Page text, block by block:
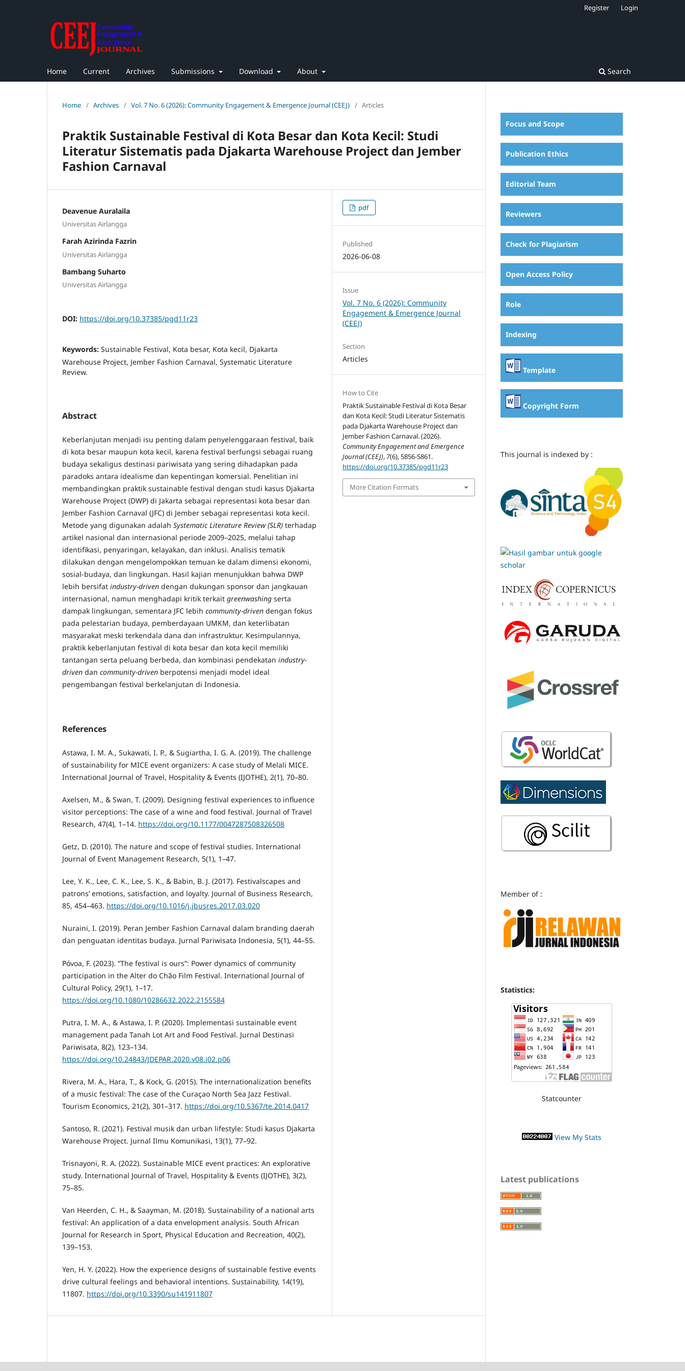
Home Current Archives Submissions Download About Search
Register Login
Home / Archives / Vol. 7 No. 6 (2026): Community Engagement & Emergence Journal (CEEJ) / Articles
Praktik Sustainable Festival di Kota Besar dan Kota Kecil: Studi
Literatur Sistematis pada Djakarta Warehouse Project dan Jember
Fashion Carnaval
Deavenue Auralaila
Universitas Airlangga
Farah Azirinda Fazrin
Universitas Airlangga
Bambang Suharto
Universitas Airlangga
DOI: https://doi.org/10.37385/pgd11r23
Keywords: Sustainable Festival, Kota besar, Kota kecil, Djakarta
Warehouse Project, Jember Fashion Carnaval, Systematic Literature
Review.
Abstract
Keberlanjutan menjadi isu penting dalam penyelenggaraan festival, baik
di kota besar maupun kota kecil, karena festival berfungsi sebagai ruang
budaya sekaligus destinasi pariwisata yang sering dihadapkan pada
paradoks antara idealisme dan kepentingan komersial. Penelitian ini
membandingkan praktik sustainable festival dengan studi kasus Djakarta
Warehouse Project (DWP) di Jakarta sebagai representasi kota besar dan
Jember Fashion Carnaval (JFC) di Jember sebagai representasi kota kecil.
Metode yang digunakan adalah Systematic Literature Review (SLR) terhadap
artikel nasional dan internasional periode 2009–2025, melalui tahap
identifikasi, penyaringan, kelayakan, dan inklusi. Analisis tematik
dilakukan dengan mengelompokkan temuan ke dalam dimensi ekonomi,
sosial-budaya, dan lingkungan. Hasil kajian menunjukkan bahwa DWP
lebih bersifat industry-driven dengan dukungan sponsor dan jangkauan
internasional, namun menghadapi kritik terkait greenwashing serta
dampak lingkungan, sementara JFC lebih community-driven dengan fokus
pada pelestarian budaya, pemberdayaan UMKM, dan keterlibatan
masyarakat meski terkendala dana dan infrastruktur. Kesimpulannya,
praktik keberlanjutan festival di kota besar dan kota kecil memiliki
tantangan serta peluang berbeda, dan kombinasi pendekatan industry-
driven dan community-driven berpotensi menjadi model ideal
pengembangan festival berkelanjutan di Indonesia.
References
Astawa, I. M. A., Sukawati, I. P., & Sugiartha, I. G. A. (2019). The challenge
of sustainability for MICE event organizers: A case study of Melali MICE.
International Journal of Travel, Hospitality & Events (IJOTHE), 2(1), 70–80.
Axelsen, M., & Swan, T. (2009). Designing festival experiences to influence
visitor perceptions: The case of a wine and food festival. Journal of Travel
Research, 47(4), 1–14. https://doi.org/10.1177/0047287508326508
Getz, D. (2010). The nature and scope of festival studies. International
Journal of Event Management Research, 5(1), 1–47.
Lee, Y. K., Lee, C. K., Lee, S. K., & Babin, B. J. (2017). Festivalscapes and
patrons’ emotions, satisfaction, and loyalty. Journal of Business Research,
85, 454–463. https://doi.org/10.1016/j.jbusres.2017.03.020
Nuraini, I. (2019). Peran Jember Fashion Carnaval dalam branding daerah
dan penguatan identitas budaya. Jurnal Pariwisata Indonesia, 5(1), 44–55.
Póvoa, F. (2023). “The festival is ours”: Power dynamics of community
participation in the Alter do Chão Film Festival. International Journal of
Cultural Policy, 29(1), 1–17.
https://doi.org/10.1080/10286632.2022.2155584
Putra, I. M. A., & Astawa, I. P. (2020). Implementasi sustainable event
management pada Tanah Lot Art and Food Festival. Jurnal Destinasi
Pariwisata, 8(2), 123–134.
https://doi.org/10.24843/JDEPAR.2020.v08.i02.p06
Rivera, M. A., Hara, T., & Kock, G. (2015). The internationalization benefits
of a music festival: The case of the Curaçao North Sea Jazz Festival.
Tourism Economics, 21(2), 301–317. https://doi.org/10.5367/te.2014.0417
Santoso, R. (2021). Festival musik dan urban lifestyle: Studi kasus Djakarta
Warehouse Project. Jurnal Ilmu Komunikasi, 13(1), 77–92.
Trisnayoni, R. A. (2022). Sustainable MICE event practices: An explorative
study. International Journal of Travel, Hospitality & Events (IJOTHE), 3(2),
75–85.
Van Heerden, C. H., & Saayman, M. (2018). Sustainability of a national arts
festival: An application of a data envelopment analysis. South African
Journal for Research in Sport, Physical Education and Recreation, 40(2),
139–153.
Yen, H. Y. (2022). How the experience designs of sustainable festive events
drive cultural feelings and behavioral intentions. Sustainability, 14(19),
11807. https://doi.org/10.3390/su141911807
pdf
Published
2026-06-08
Issue
Vol. 7 No. 6 (2026): Community
Engagement & Emergence Journal
(CEEJ)
Section
Articles
How to Cite
Praktik Sustainable Festival di Kota Besar
dan Kota Kecil: Studi Literatur Sistematis
pada Djakarta Warehouse Project dan
Jember Fashion Carnaval. (2026).
Community Engagement and Emergence
Journal (CEEJ), 7(6), 5856-5861.
https://doi.org/10.37385/pgd11r23
More Citation Formats
Focus and Scope
Publication Ethics
Editorial Team
Reviewers
Check for Plagiarism
Open Access Policy
Role
Indexing
Template
Copyright Form
This journal is indexed by :
Member of :
Statistics:
Statcounter
View My Stats
Latest publications